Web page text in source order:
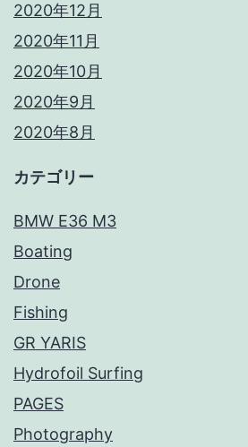
2020年12月
2020年11月
2020年10月
2020年9月
2020年8月
カテゴリー
BMW E36 M3
Boating
Drone
Fishing
GR YARIS
Hydrofoil Surfing
PAGES
Photography